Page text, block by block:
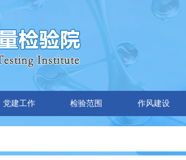
党建工作 检验范围 作风建设